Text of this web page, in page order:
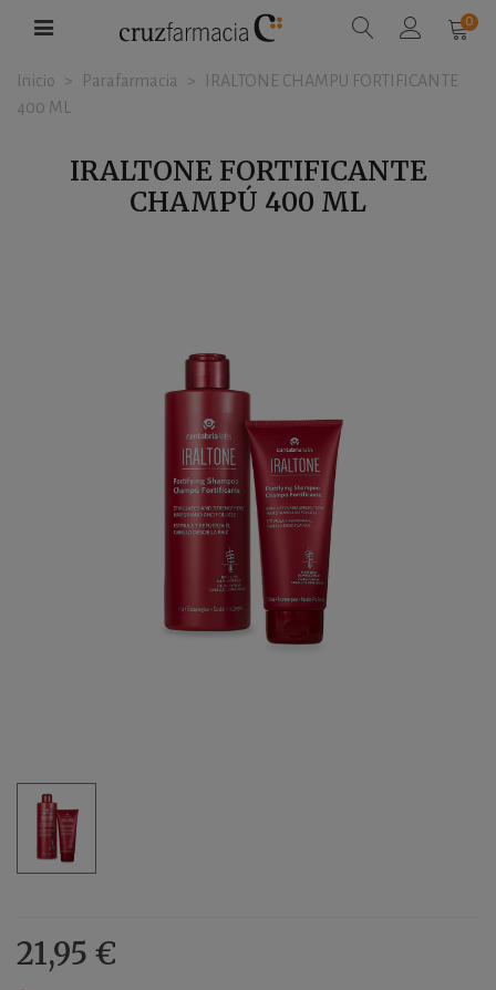
0
Inicio > Parafarmacia >
IRALTONE CHAMPU FORTIFICANTE
400 ML
IRALTONE FORTIFICANTE
CHAMPÚ 400 ML
21,95 €